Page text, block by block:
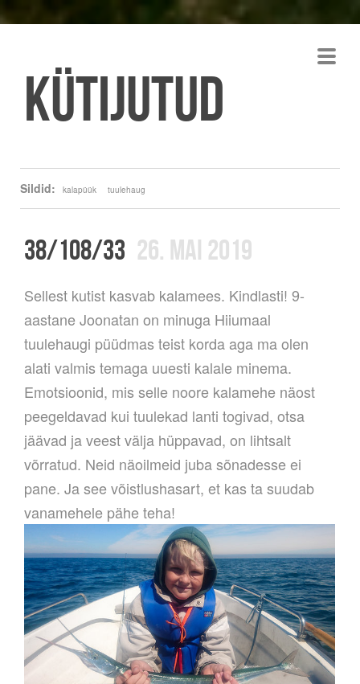
Kütijutud
Sildid: kalapüük tuulehaug
38/108/33 26. MAI 2019
Sellest kutist kasvab kalamees. Kindlasti! 9-
aastane Joonatan on minuga Hiiumaal
tuulehaugi püüdmas teist korda aga ma olen
alati valmis temaga uuesti kalale minema.
Emotsioonid, mis selle noore kalamehe näost
peegeldavad kui tuulekad lanti togivad, otsa
jäävad ja veest välja hüppavad, on lihtsalt
võrratud. Neid näoilmeid juba sõnadesse ei
pane. Ja see võistlushasart, et kas ta suudab
vanamehele pähe teha!